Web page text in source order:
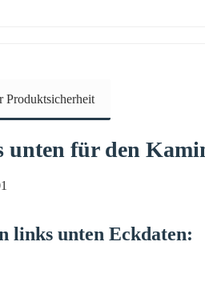
Produktsicherheit
unten für den
links unten Eckdaten: